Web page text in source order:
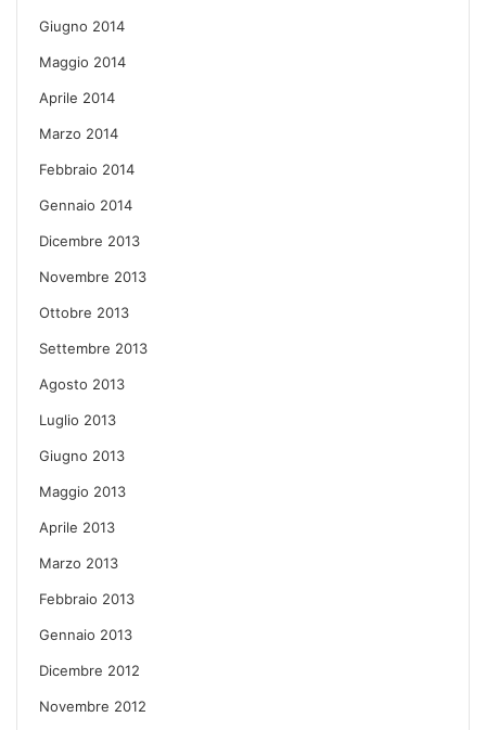
Giugno 2014
Maggio 2014
Aprile 2014
Marzo 2014
Febbraio 2014
Gennaio 2014
Dicembre 2013
Novembre 2013
Ottobre 2013
Settembre 2013
Agosto 2013
Luglio 2013
Giugno 2013
Maggio 2013
Aprile 2013
Marzo 2013
Febbraio 2013
Gennaio 2013
Dicembre 2012
Novembre 2012